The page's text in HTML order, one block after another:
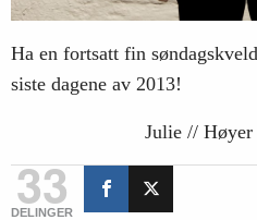
Ha en fortsatt fin
siste dagene av 2013!
Julie // Høyer
33
DELINGER